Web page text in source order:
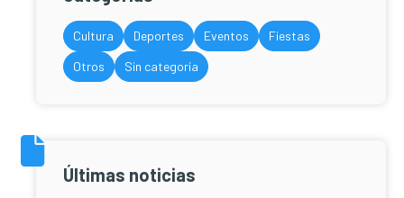
Cultura Deportes Eventos
Fiestas
Otros
Sin categoría
Últimas noticias